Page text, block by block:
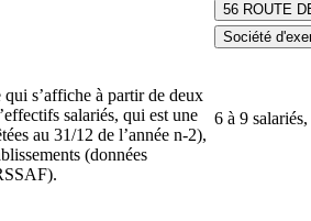
56 ROUTE
Société
s’affiche à partir de deux
salariés, qui est une
au 31/12 de l’année n-2),
(données
6 à 9